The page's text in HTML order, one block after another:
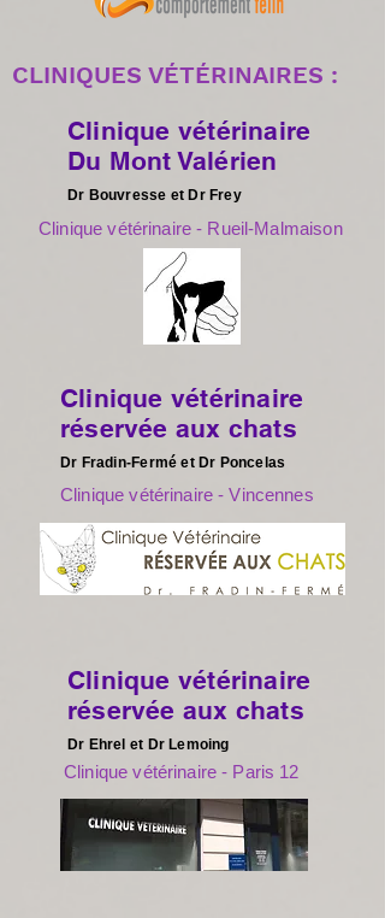
CLINIQUES VÉTÉRINAIRES :
Clinique vétérinaire
Du Mont Valérien
Dr Bouvresse et Dr Frey
Clinique vétérinaire - Rueil-Malmaison
Clinique vétérinaire
réservée aux chats
Dr Fradin-Fermé et Dr Poncelas
Clinique vétérinaire - Vincennes
Clinique vétérinaire
réservée aux chats
Dr Ehrel et Dr Lemoing
Clinique vétérinaire - Paris 12